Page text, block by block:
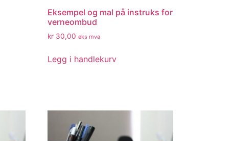
Eksempel og mal på instruks for
verneombud
kr30,00 eks mva
Legg i handlekurv